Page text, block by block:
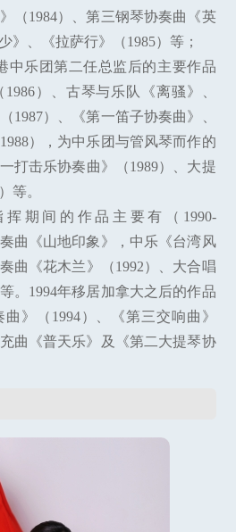
（1984）、第三钢琴协奏曲《英
》、《拉萨行》（1985）等；
中乐团第二任总监后的主要作品
）、古琴与乐队《离骚》、
1987）、《第一笛子协奏曲》、
），为中乐团与管风琴而作的
打击乐协奏曲》（1989）、大提
等。
期间的作品主要有（1990-
曲《山地印象》，中乐《台湾风
曲《花木兰》（1992）、大合唱
。1994年移居加拿大之后的作品
》（1994）、《第三交响曲》
充曲《普天乐》及《第二大提琴协